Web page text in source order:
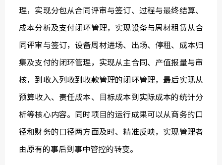
理，实现分包从合同评审与签订、过程与最终结算、
成本分析及支付闭环管理，实现设备与周材租赁从合
同评审与签订，设备周材进场、出场、停租、成本归
集及支付的闭环管理，实现从主合同、产值报量与审
核，到收入列收到收款管理的闭环管理，最后实现从
预算收入、责任成本、目标成本到实际成本的统计分
析等核心内容。同时项目的运行成果可以从商务的口
径和财务的口径两方面及时、精准反映，实现管理者
由原有的事后到事中管控的转变。